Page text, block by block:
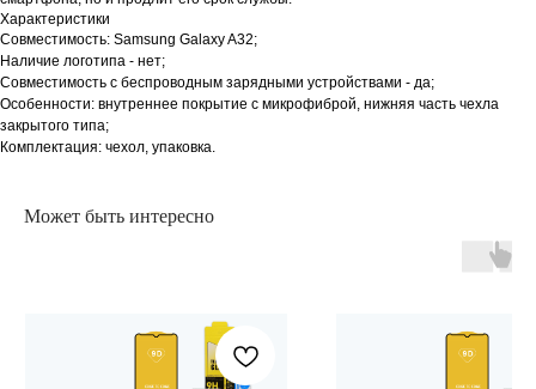
Характеристики
Совместимость: Samsung Galaxy A32;
Наличие логотипа - нет;
Совместимость с беспроводным зарядными устройствами - да;
Особенности: внутреннее покрытие с микрофиброй, нижняя часть чехла
закрытого типа;
Комплектация: чехол, упаковка.
Может быть интересно